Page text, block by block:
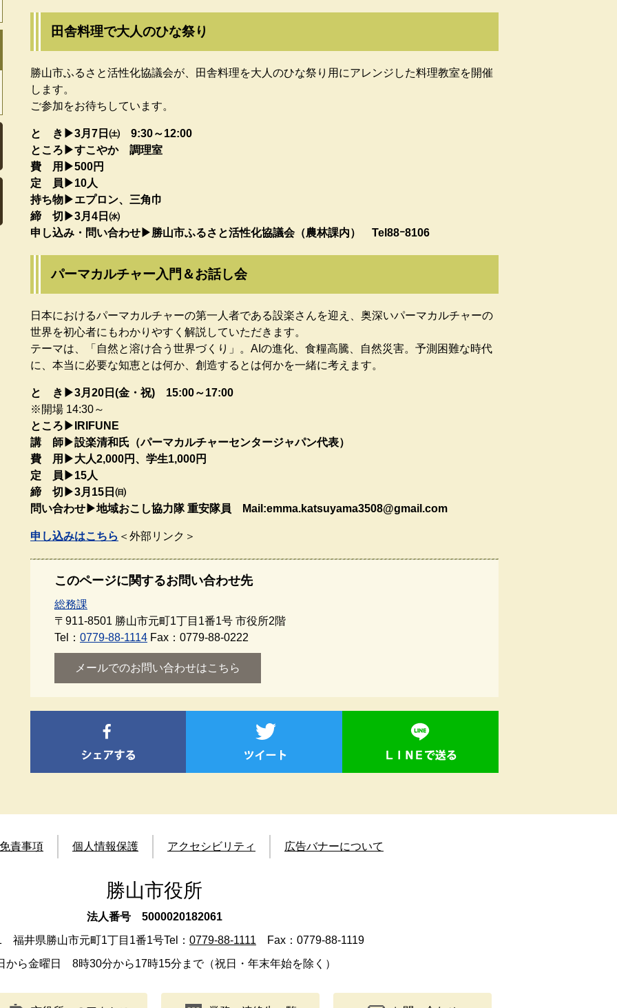
田舎料理で大人のひな祭り
勝山市ふるさと活性化協議会が、田舎料理を大人のひな祭り用にアレンジした料理教室を開催
します。
ご参加をお待ちしています。
と き▶3月7日㈯ 9:30～12:00​
ところ▶すこやか 調理室​​
費 用▶500円
定 員▶10人​
持ち物▶エプロン、三角巾​
締 切▶3月4日㈬​
申し込み・​問い合わせ▶勝山市ふるさと活性化協議会（農林課内）​ Tel88ｰ8106​
パーマカルチャー入門＆お話し会
日本におけるパーマカルチャーの第一人者である設楽さんを迎え、奥深いパーマカルチャーの
世界を初心者にもわかりやすく解説していただきます。
テーマは、「自然と溶け合う世界づくり」。AIの進化、食糧高騰、自然災害。予測困難な時代
に、本当に必要な知恵とは何か、創造するとは何かを一緒に考えます。
と き▶3月20日(金・祝) 15:00～17:00
※開場 14:30～​
ところ▶IRIFUNE ​
講 師▶設楽清和氏（パーマカルチャーセンタージャパン代表）​
費 用▶大人2,000円、学生1,000円​
定 員▶15人​
締 切▶3月15日㈰​
問い合わせ▶地域おこし協力隊 重安隊員 Mail:emma.katsuyama3508@gmail.com ​
申し込みはこちら ＜外部リンク＞
このページに関するお問い合わせ先
総務課
〒911-8501 勝山市元町1丁目1番1号 市役所2階
Tel： 0779-88-1114 Fax：0779-88-0222
メールでのお問い合わせはこちら
責事項 個人情報保護 アクセシビリティ 広告バナーについて
勝山市役所
法人番号 5000020182061
福井県勝山市元町1丁目1番1号Tel： 0779-88-1111 Fax：0779-88-1119
から金曜日 8時30分から17時15分まで（祝日・年末年始を除く）